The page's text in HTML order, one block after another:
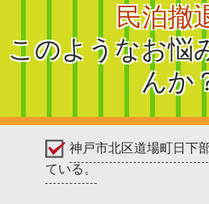
民泊撤
このようなお悩
んか
神戸市北区道場町日下
ている。